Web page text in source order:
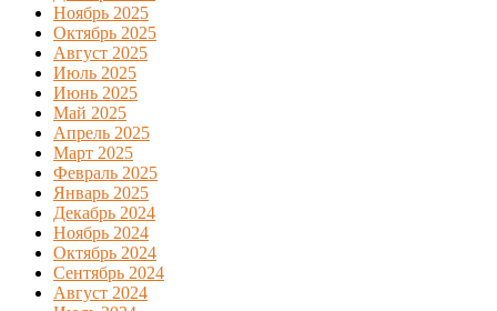
Ноябрь 2025
Октябрь 2025
Август 2025
Июль 2025
Июнь 2025
Май 2025
Апрель 2025
Март 2025
Февраль 2025
Январь 2025
Декабрь 2024
Ноябрь 2024
Октябрь 2024
Сентябрь 2024
Август 2024